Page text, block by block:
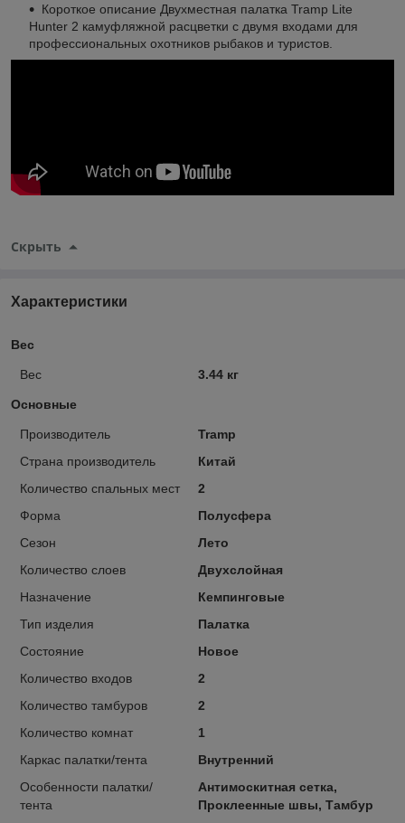
Короткое описание Двухместная палатка Tramp Lite
Hunter 2 камуфляжной расцветки с двумя входами для
профессиональных охотников рыбаков и туристов.
Скрыть
Характеристики
Вес
Вес 3.44 кг
Основные
Производитель
Tramp
Страна производитель
Китай
Количество спальных мест
2
Форма
Полусфера
Сезон
Лето
Количество слоев
Двухслойная
Назначение
Кемпинговые
Тип изделия
Палатка
Состояние
Новое
Количество входов
2
Количество тамбуров
2
Количество комнат
1
Каркас палатки/тента
Внутренний
Особенности палатки/
тента
Антимоскитная сетка,
Проклеенные швы, Тамбур